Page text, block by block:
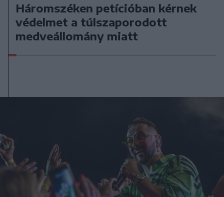
Háromszéken petícióban kérnek
védelmet a túlszaporodott
medveállomány miatt